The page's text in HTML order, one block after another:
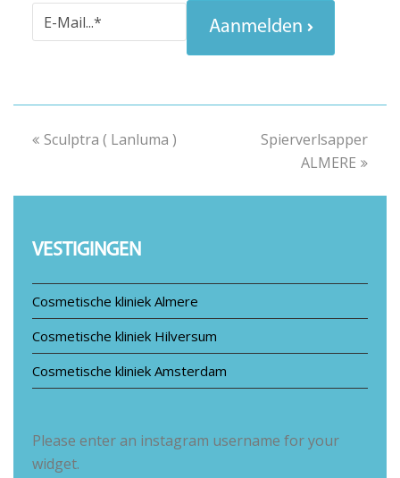
Aanmelden
previous
Sculptra ( Lanluma )
next
Spierverlsapper
ALMERE
VESTIGINGEN
Cosmetische kliniek Almere
Cosmetische kliniek Hilversum
Cosmetische kliniek Amsterdam
Please enter an instagram username for your
widget.